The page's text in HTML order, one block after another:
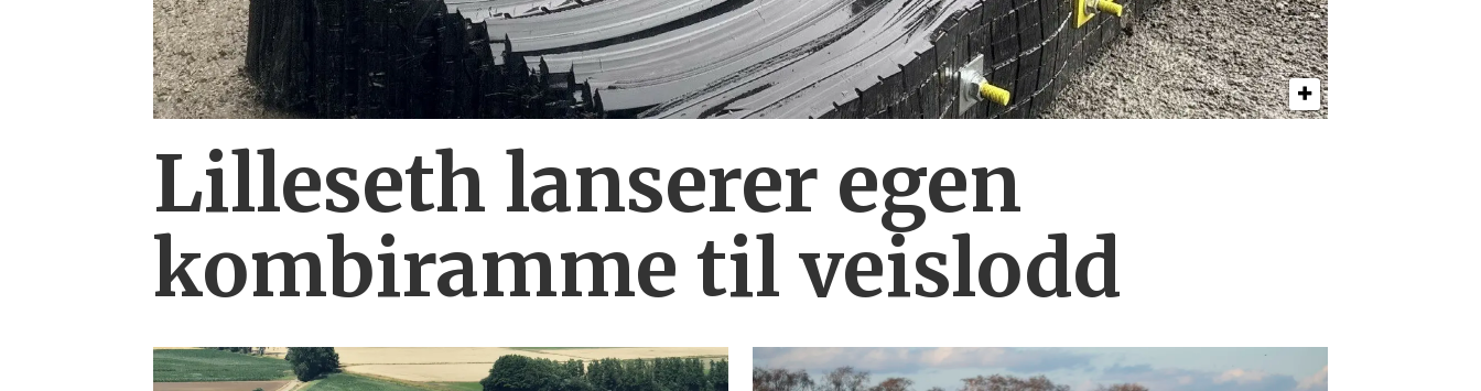
Lilleseth lanserer egen
kombi­ramme til veislodd